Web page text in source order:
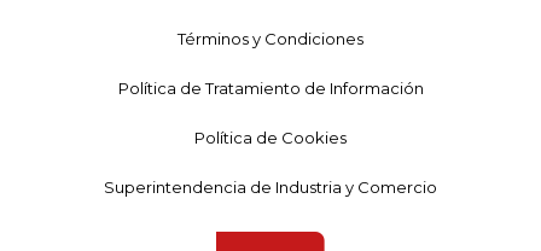
Términos y Condiciones
Política de Tratamiento de Información
Política de Cookies
Superintendencia de Industria y Comercio